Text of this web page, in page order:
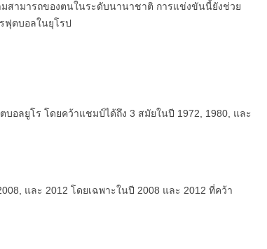
สามารถของตนในระดับนานาชาติ การแข่งขันนี้ยังช่วย
ฟุตบอลในยุโรป
อลยูโร โดยคว้าแชมป์ได้ถึง 3 สมัยในปี 1972, 1980, และ
และ 2012 โดยเฉพาะในปี 2008 และ 2012 ที่คว้า